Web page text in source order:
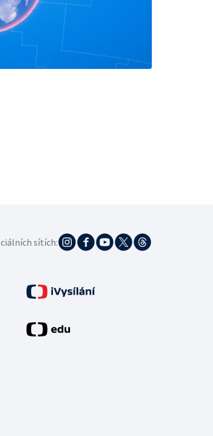
sítích: